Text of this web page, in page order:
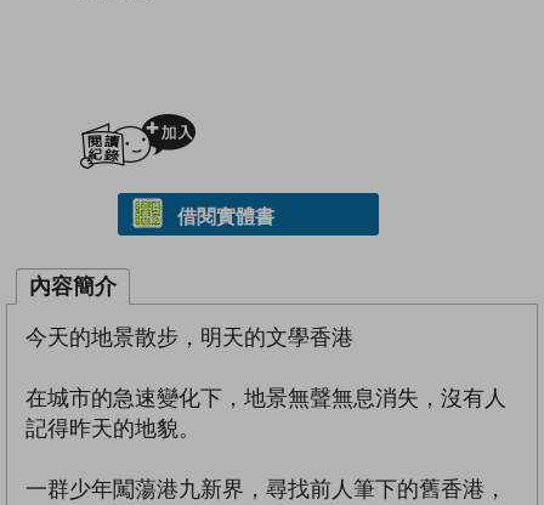
借閱實體書
內容簡介
今天的地景散步，明天的文學香港
在城市的急速變化下，地景無聲無息消失，沒有人
記得昨天的地貌。
一群少年闖蕩港九新界，尋找前人筆下的舊香港，